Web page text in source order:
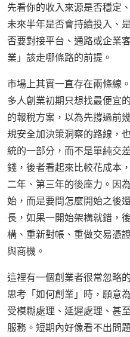
先看你的收入來源是否穩定
未來半年是否會持續投入、
否要對接平台、通路或企業
業」該走哪條路的前提。
市場上其實一直存在兩條線
多人創業初期只想找最便宜
的報稅方案，以為先撐過前
規安全加決策洞察的路線，
統的一部分，而不是單純交
錢，後者看起來比較花成本
二年、第三年的後座力。因
始，而是要問怎麼開始之後
長，如果一開始架構就錯，
構、重新對帳、重做交易憑
與商機。
這裡有一個創業者很常忽略
思考「如何創業」時，願意
受模糊處理、延遲處理、甚
服務。短期內好像看不出問